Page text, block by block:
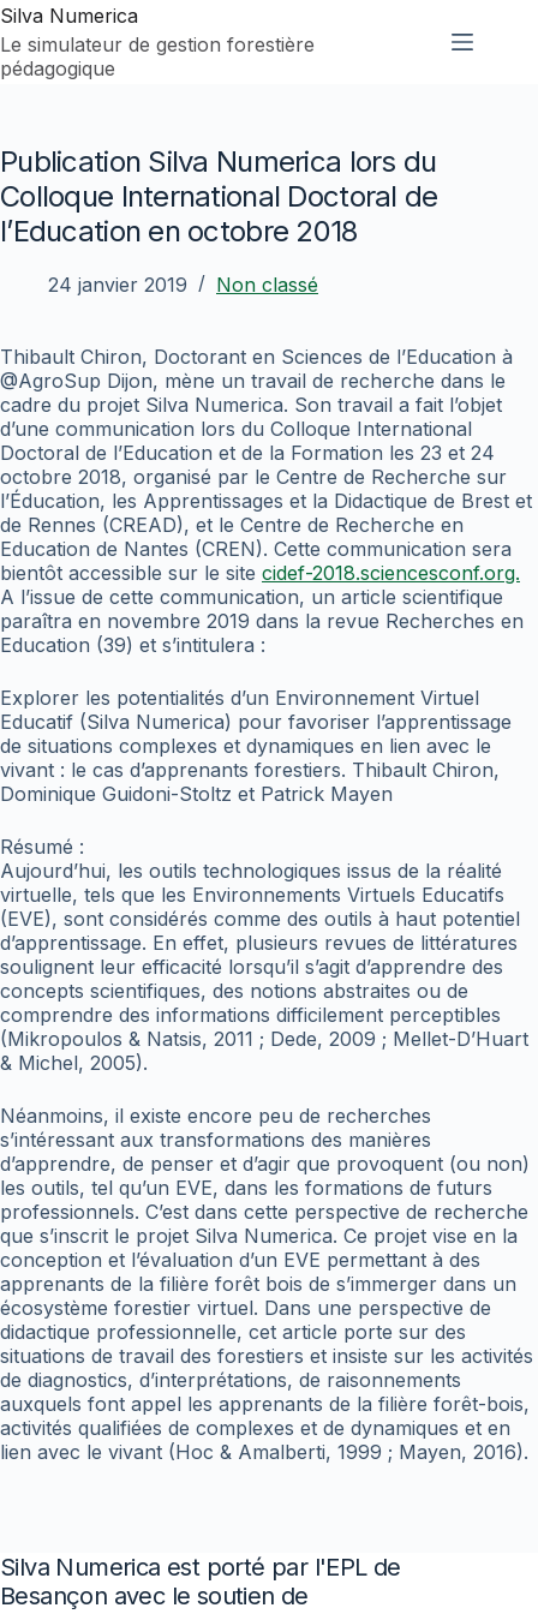
Passer
au
contenu
Silva Numerica
Le simulateur de gestion forestière
pédagogique
Publication Silva Numerica lors du
Colloque International Doctoral de
l’Education en octobre 2018
24 janvier 2019 Non classé
Thibault Chiron, Doctorant en Sciences de l’Education à
@AgroSup Dijon, mène un travail de recherche dans le
cadre du projet Silva Numerica. Son travail a fait l’objet
d’une communication lors du Colloque International
Doctoral de l’Education et de la Formation les 23 et 24
octobre 2018, organisé par le Centre de Recherche sur
l’Éducation, les Apprentissages et la Didactique de Brest et
de Rennes (CREAD), et le Centre de Recherche en
Education de Nantes (CREN). Cette communication sera
bientôt accessible sur le site cidef-2018.sciencesconf.org.
A l’issue de cette communication, un article scientifique
paraîtra en novembre 2019 dans la revue Recherches en
Education (39) et s’intitulera :
Explorer les potentialités d’un Environnement Virtuel
Educatif (Silva Numerica) pour favoriser l’apprentissage
de situations complexes et dynamiques en lien avec le
vivant : le cas d’apprenants forestiers. Thibault Chiron,
Dominique Guidoni-Stoltz et Patrick Mayen
Résumé :
Aujourd’hui, les outils technologiques issus de la réalité
virtuelle, tels que les Environnements Virtuels Educatifs
(EVE), sont considérés comme des outils à haut potentiel
d’apprentissage. En effet, plusieurs revues de littératures
soulignent leur efficacité lorsqu’il s’agit d’apprendre des
concepts scientifiques, des notions abstraites ou de
comprendre des informations difficilement perceptibles
(Mikropoulos & Natsis, 2011 ; Dede, 2009 ; Mellet-D’Huart
& Michel, 2005).
Néanmoins, il existe encore peu de recherches
s’intéressant aux transformations des manières
d’apprendre, de penser et d’agir que provoquent (ou non)
les outils, tel qu’un EVE, dans les formations de futurs
professionnels. C’est dans cette perspective de recherche
que s’inscrit le projet Silva Numerica. Ce projet vise en la
conception et l’évaluation d’un EVE permettant à des
apprenants de la filière forêt bois de s’immerger dans un
écosystème forestier virtuel. Dans une perspective de
didactique professionnelle, cet article porte sur des
situations de travail des forestiers et insiste sur les activités
de diagnostics, d’interprétations, de raisonnements
auxquels font appel les apprenants de la filière forêt-bois,
activités qualifiées de complexes et de dynamiques et en
lien avec le vivant (Hoc & Amalberti, 1999 ; Mayen, 2016).
Silva Numerica est porté par l'EPL de
Besançon avec le soutien de